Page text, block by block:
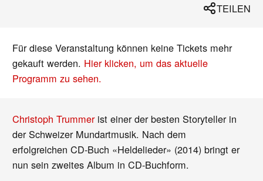
TEILEN
Für diese Veranstaltung können keine Tickets mehr
gekauft werden. Hier klicken, um das aktuelle
Programm zu sehen.
Christoph Trummerist einer der besten Storyteller in
der Schweizer Mundartmusik. Nach dem
erfolgreichen CD-Buch «Heldelieder» (2014) bringt er
nun sein zweites Album in CD-Buchform.